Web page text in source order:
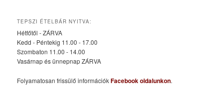
TEPSZI ÉTELBÁR NYITVA:
Hétfőtől - ZÁRVA
Kedd - Péntekig 11.00 - 17.00
Szombaton 11.00 - 14.00
Vasárnap és ünnepnap ZÁRVA
Folyamatosan frissülő információkFacebook oldalunkon.